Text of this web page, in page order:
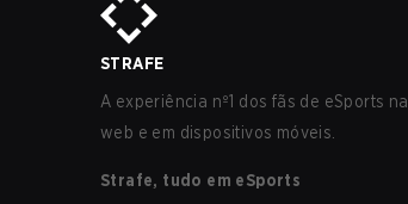
STRAFE
A experiência nº1 dos fãs de eSports na
web e em dispositivos móveis.
Strafe, tudo em eSports